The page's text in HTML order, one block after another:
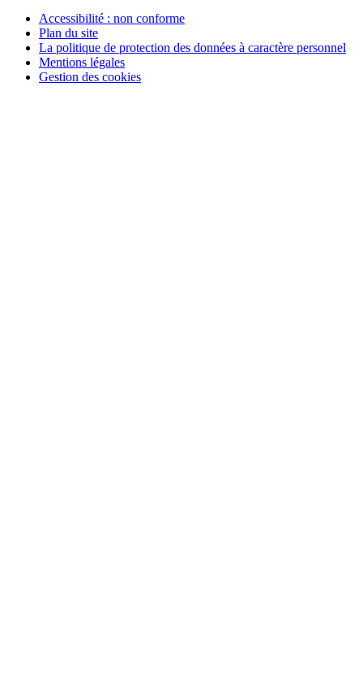
Accessibilité : non conforme
Plan du site
La politique de protection des données à caractère personnel
Mentions légales
Gestion des cookies